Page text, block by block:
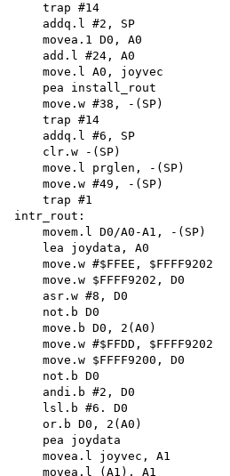
    trap #14
    addq.l #2, SP
    movea.1 D0, A0
    add.l #24, A0
move.l A0, joyvec
pea install_rout
    move.w #38, -(SP)
    trap #14
addq.l #6, SP
clr.w -(SP)
    move.l prglen, -(SP)
    move.w #49, -(SP)
    trap #1
intr_rout:
    movem.l D0/A0-A1, -(SP)
lea joydata, A0
move.w #$FFEE, $FFFF9202
move.w $FFFF9202, D0
asr.w #8, D0
    not.b D0
move.b D0, 2(A0)
move.w #$FFDD, $FFFF9202
move.w $FFFF9200, D0
not.b D0
    andi.b #2, D0
    lsl.b #6. D0
or.b D0, 2(A0)
pea joydata
    movea.l joyvec, A1
    movea.l (A1), A1